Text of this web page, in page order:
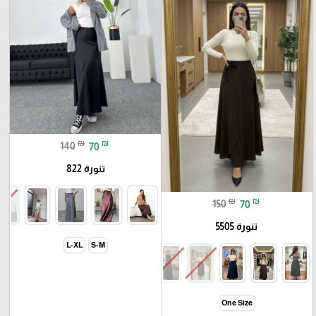
150 ₪ 70 ₪
تنورة 5505
One Size
140 ₪ 70 ₪
تنورة 822
S-M
L-XL